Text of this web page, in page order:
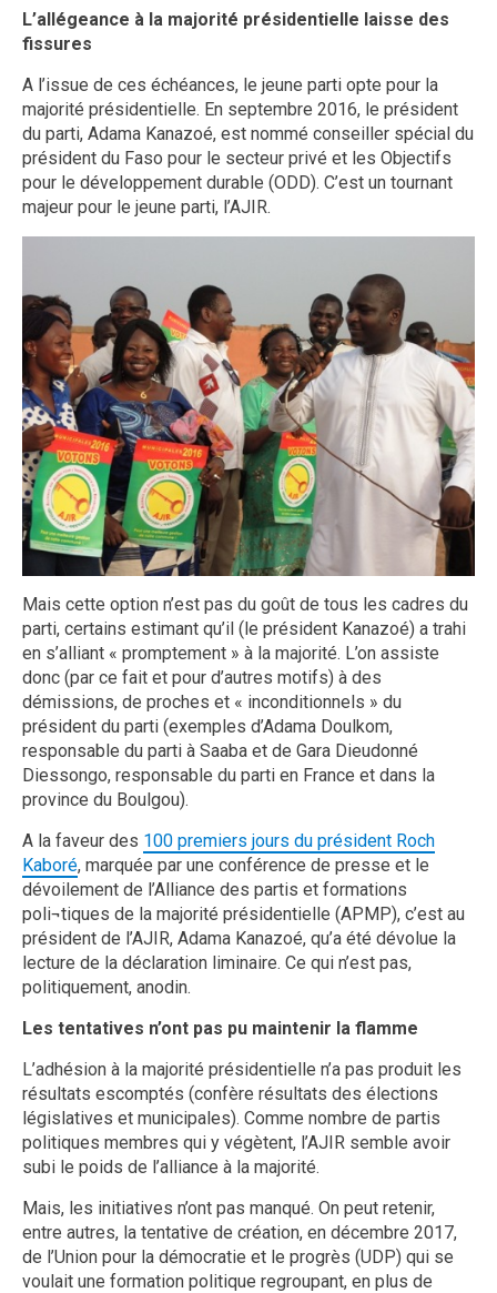
L’allégeance à la majorité présidentielle laisse des
fissures
A l’issue de ces échéances, le jeune parti opte pour la
majorité présidentielle. En septembre 2016, le président
du parti, Adama Kanazoé, est nommé conseiller spécial du
président du Faso pour le secteur privé et les Objectifs
pour le développement durable (ODD). C’est un tournant
majeur pour le jeune parti, l’AJIR.
Mais cette option n’est pas du goût de tous les cadres du
parti, certains estimant qu’il (le président Kanazoé) a trahi
en s’alliant « promptement » à la majorité. L’on assiste
donc (par ce fait et pour d’autres motifs) à des
démissions, de proches et « inconditionnels » du
président du parti (exemples d’Adama Doulkom,
responsable du parti à Saaba et de Gara Dieudonné
Diessongo, responsable du parti en France et dans la
province du Boulgou).
A la faveur des 100 premiers jours du président Roch
Kaboré, marquée par une conférence de presse et le
dévoilement de l’Alliance des partis et formations
poli¬tiques de la majorité présidentielle (APMP), c’est au
président de l’AJIR, Adama Kanazoé, qu’a été dévolue la
lecture de la déclaration liminaire. Ce qui n’est pas,
politiquement, anodin.
Les tentatives n’ont pas pu maintenir la flamme
L’adhésion à la majorité présidentielle n’a pas produit les
résultats escomptés (confère résultats des élections
législatives et municipales). Comme nombre de partis
politiques membres qui y végètent, l’AJIR semble avoir
subi le poids de l’alliance à la majorité.
Mais, les initiatives n’ont pas manqué. On peut retenir,
entre autres, la tentative de création, en décembre 2017,
de l’Union pour la démocratie et le progrès (UDP) qui se
voulait une formation politique regroupant, en plus de